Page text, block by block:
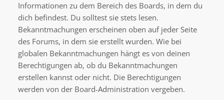
Informationen zu dem Bereich des Boards, in dem du
dich befindest. Du solltest sie stets lesen.
Bekanntmachungen erscheinen oben auf jeder Seite
des Forums, in dem sie erstellt wurden. Wie bei
globalen Bekanntmachungen hängt es von deinen
Berechtigungen ab, ob du Bekanntmachungen
erstellen kannst oder nicht. Die Berechtigungen
werden von der Board-Administration vergeben.